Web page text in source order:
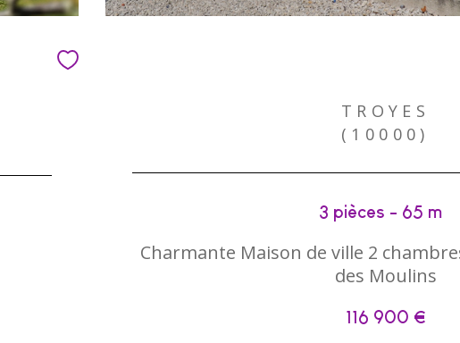
TROYES
(10000)
3 pièces - 65 m²
Charmante Maison de ville 2
des Moulins
116 900 €